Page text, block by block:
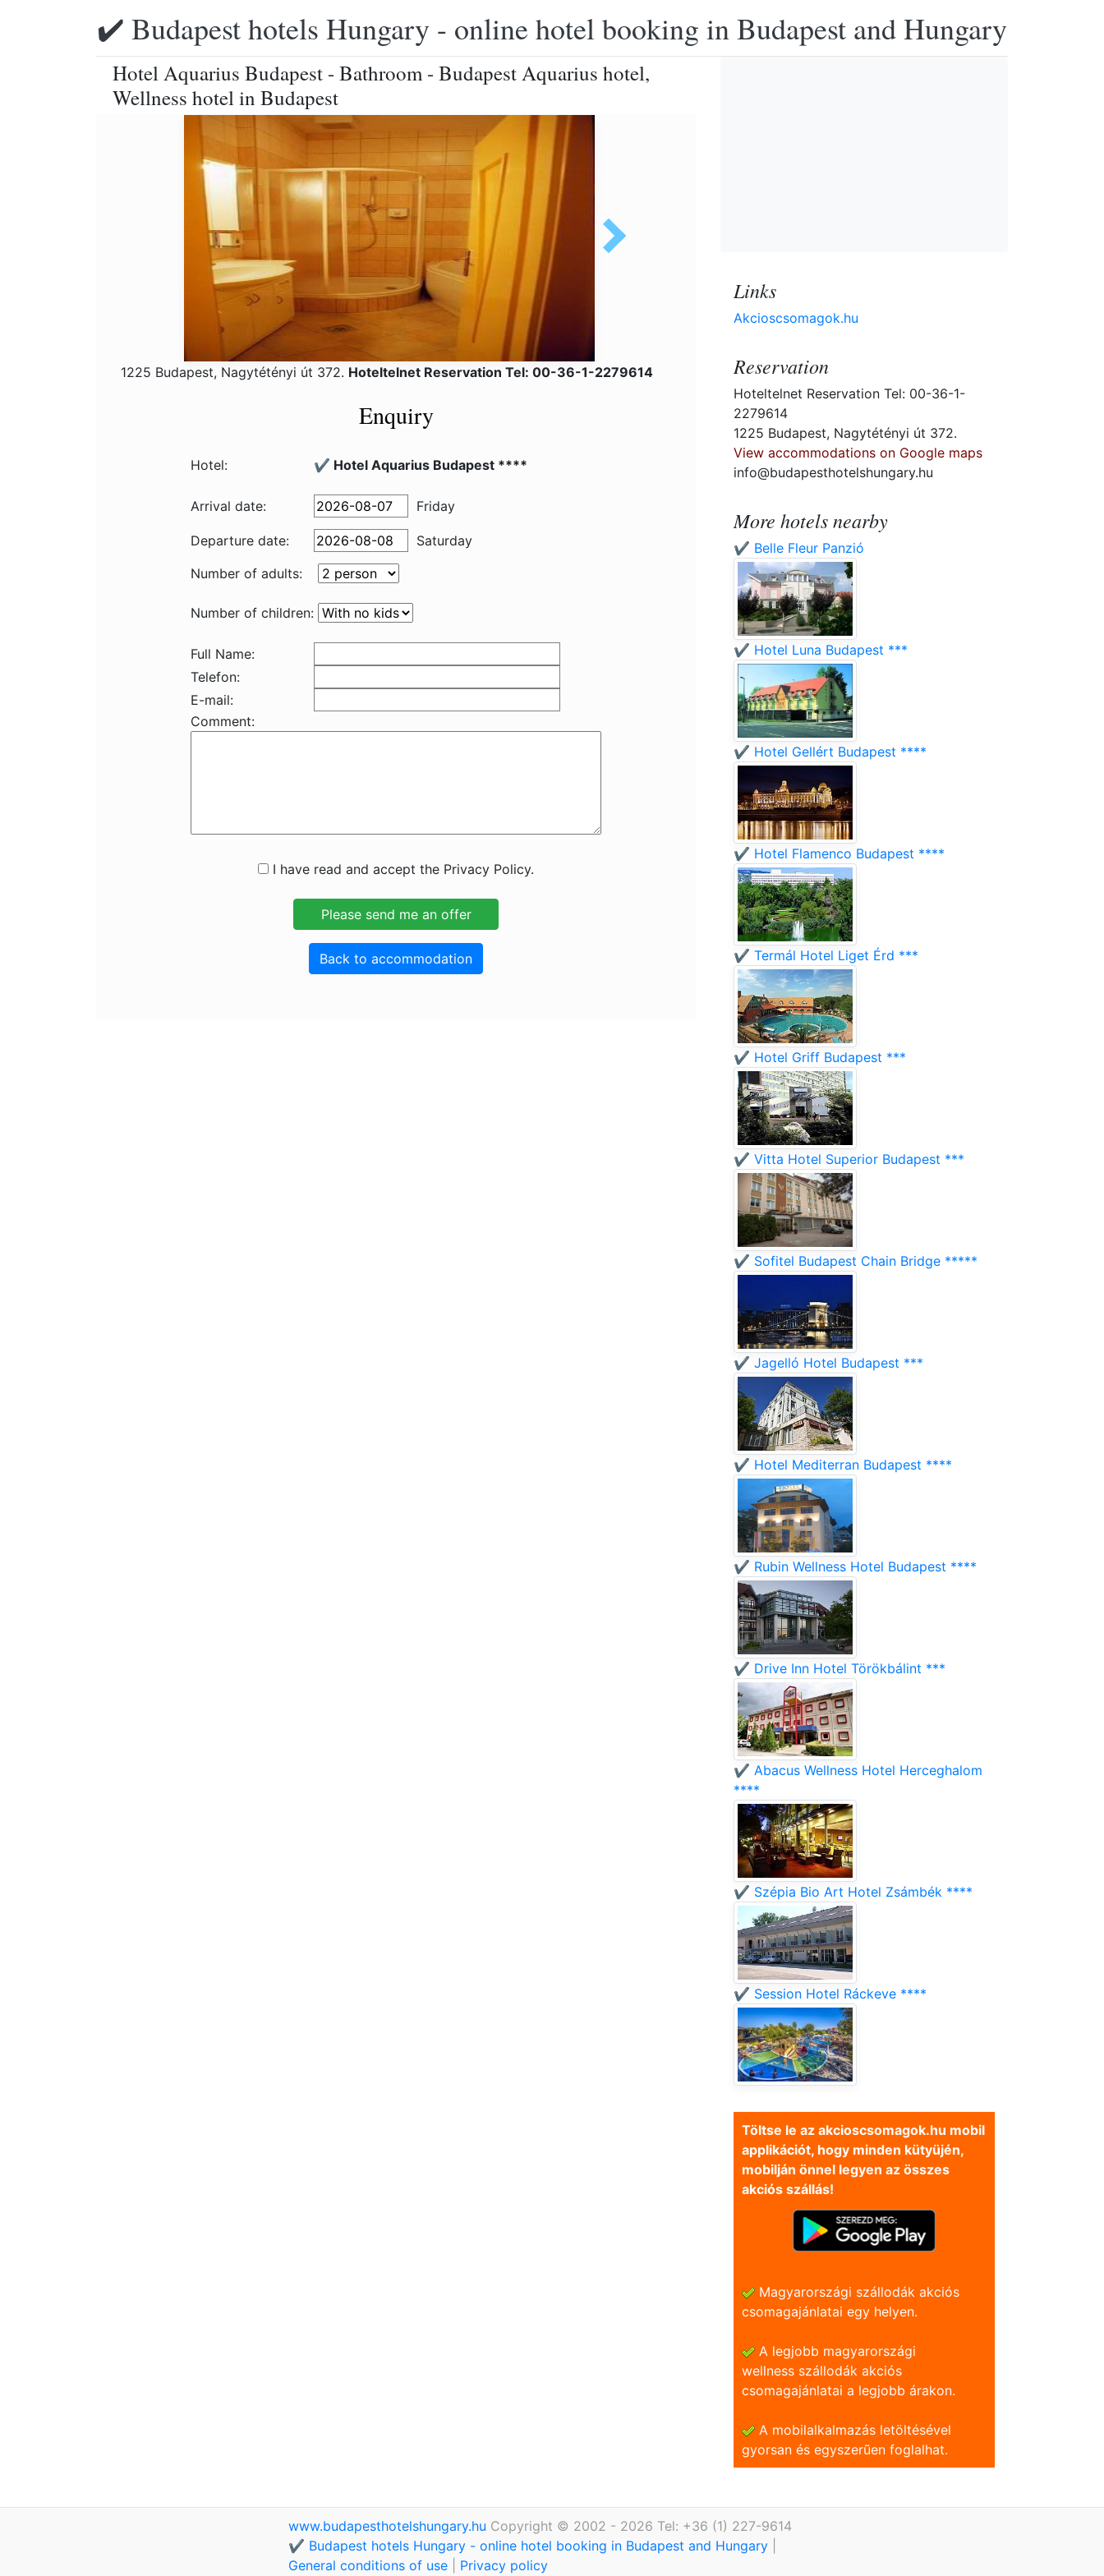
✔️ Budapest hotels Hungary - online hotel booking in Budapest and Hungary
Hotel Aquarius Budapest - Bathroom - Budapest Aquarius hotel,
Wellness hotel in Budapest
1225 Budapest, Nagytétényi út 372. Hoteltelnet Reservation Tel: 00-36-1-2279614
Enquiry
Hotel: ✔️ Hotel Aquarius Budapest ****
Arrival date: Friday
Departure date:
Saturday
Number of adults:
Number of children:
Full Name:
Telefon:
E-mail:
Comment:
I have read and accept the Privacy Policy.
Back to accommodation
Links
Akcioscsomagok.hu
Reservation
Hoteltelnet Reservation Tel: 00-36-1-
2279614
1225 Budapest, Nagytétényi út 372.
View accommodations on Google maps
info@budapesthotelshungary.hu
More hotels nearby
✔️ Belle Fleur Panzió
✔️ Hotel Luna Budapest ***
✔️ Hotel Gellért Budapest ****
✔️ Hotel Flamenco Budapest ****
✔️ Termál Hotel Liget Érd ***
✔️ Hotel Griff Budapest ***
✔️ Vitta Hotel Superior Budapest ***
✔️ Sofitel Budapest Chain Bridge *****
✔️ Jagelló Hotel Budapest ***
✔️ Hotel Mediterran Budapest ****
✔️ Rubin Wellness Hotel Budapest ****
✔️ Drive Inn Hotel Törökbálint ***
✔️ Abacus Wellness Hotel Herceghalom
****
✔️ Szépia Bio Art Hotel Zsámbék ****
✔️ Session Hotel Ráckeve ****
Töltse le az akcioscsomagok.hu mobil
applikációt, hogy minden kütyüjén,
mobilján önnel legyen az összes
akciós szállás!
Magyarországi szállodák akciós
csomagajánlatai egy helyen.
A legjobb magyarországi
wellness szállodák akciós
csomagajánlatai a legjobb árakon.
A mobilalkalmazás letöltésével
gyorsan és egyszerũen foglalhat.
www.budapesthotelshungary.hu Copyright © 2002 - 2026 Tel: +36 (1) 227-9614
✔️ Budapest hotels Hungary - online hotel booking in Budapest and Hungary
General conditions of use
Privacy policy